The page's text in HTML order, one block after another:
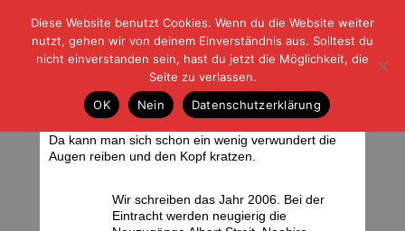
| | |BLOG-GFußball und der Rest
HOME|REGELN|IMPRESSUM |DATENSCHUTZ
Zeit des Abschieds
Montag, 31.12.07 | 08:23 Uhr
Da kann man sich schon ein wenig verwundert die
Augen reiben und den Kopf kratzen.
Wir schreiben das Jahr 2006. Bei der
Eintracht werden neugierig die
Diese Website benutzt Cookies. Wenn du die Website weiter
nutzt, gehen wir von deinem Einverständnis aus. Solltest du
nicht einverstanden sein, hast du jetzt die Möglichkeit, die
Seite zu verlassen.
OK
Nein Datenschutzerklärung